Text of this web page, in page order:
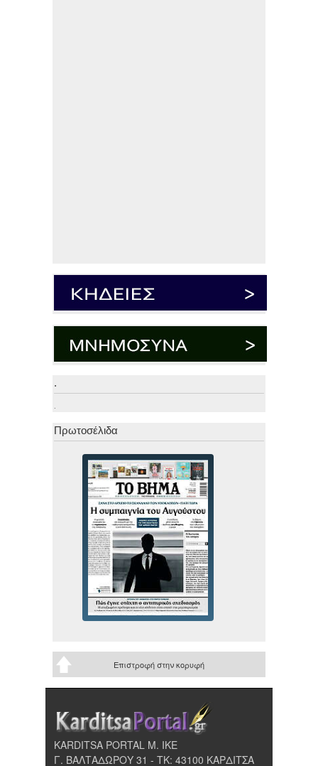
.
.
Πρωτοσέλιδα
Επιστροφή στην κορυφή
KARDITSA PORTAL Μ. ΙΚΕ
Γ. ΒΑΛΤΑΔΩΡΟΥ 31 - ΤΚ: 43100 ΚΑΡΔΙΤΣΑ